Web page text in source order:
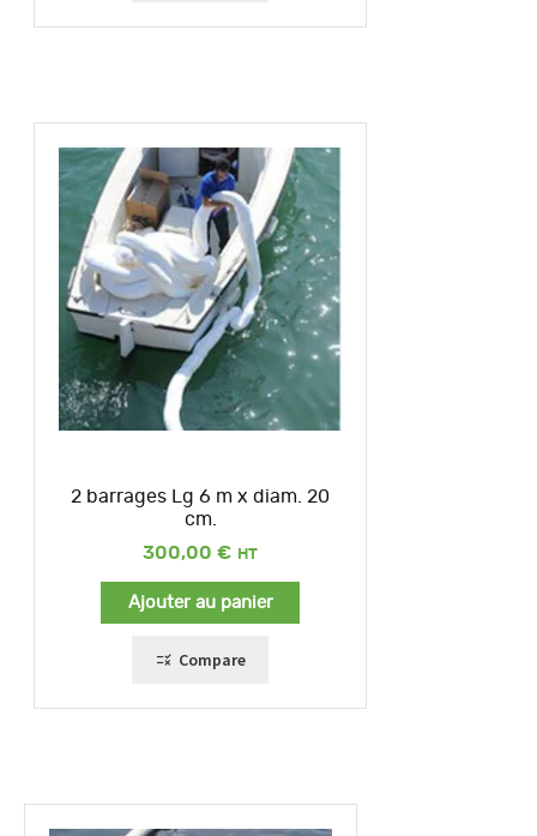
2 barrages Lg 6 m x diam. 20
cm.
300,00 €
Ajouter au panier
Compare